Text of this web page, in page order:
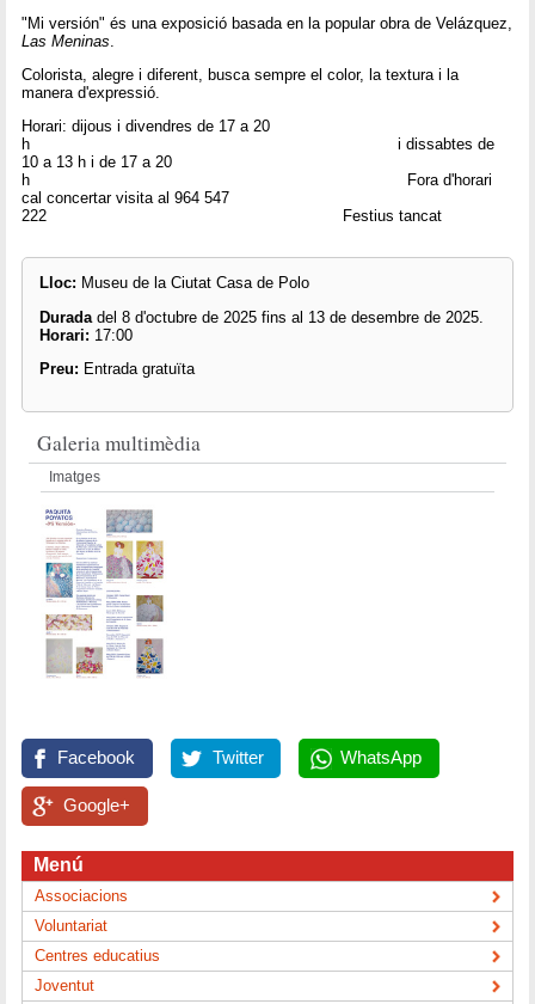
"Mi versión" és una exposició basada en la popular obra de Velázquez,
Las Meninas
Colorista, alegre i diferent, busca sempre el color, la textura i la
manera d'expressió.
Horari: dijous i divendres de 17 a 20
h i dissabtes de
10 a 13 h i de 17 a 20
h Fora d'horari
cal concertar visita al 964 547
222 Festius tancat
Lloc: Museu de la Ciutat Casa de Polo
Durada del 8 d'octubre de 2025 fins al 13 de desembre de 2025.
Horari: 17:00
Preu: Entrada gratuïta
Galeria multimèdia
Imatges
Facebook Twitter WhatsApp
Google+
Menú
Associacions
Voluntariat
Centres educatius
Joventut